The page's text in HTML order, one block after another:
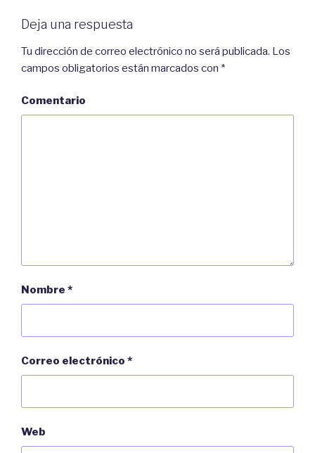
Deja una respuesta
Tu dirección de correo electrónico no será publicada. Los
campos obligatorios están marcados con *
Comentario
Nombre *
Correo electrónico *
Web